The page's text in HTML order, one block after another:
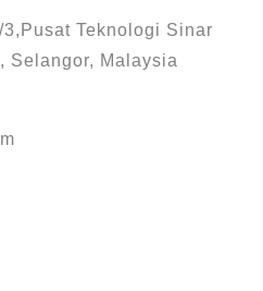
Teknologi Sinar
Selangor, Malaysia